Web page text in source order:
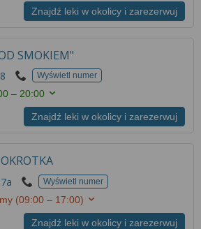
Znajdź leki w okolicy i zarezerwuj
SMOKIEM"
Wyświetl numer
– 20:00
Znajdź leki w okolicy i zarezerwuj
Wyświetl numer
(09:00 – 17:00)
Znajdź leki w okolicy i zarezerwuj
na temat wykorzystywania
w naszym serwisie